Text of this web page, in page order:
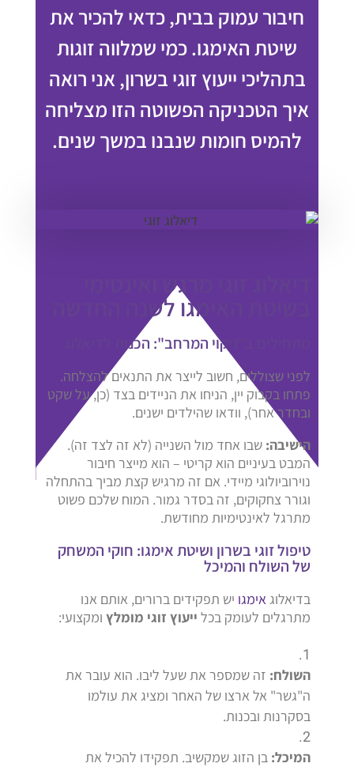
חיבור עמוק בבית, כדאי להכיר את
שיטת האימגו. כמי שמלווה זוגות
בתהליכי ייעוץ זוגי בשרון, אני רואה
איך הטכניקה הפשוטה הזו מצליחה
להמיס חומות שנבנו במשך שנים.
דיאלוג זוגי מרגש ואינטימי
בשיטת האימגו לשנה החדשה
מתחילים ב"ניקוי המרחב": הכנות לדיאלוג
לפני שצוללים, חשוב לייצר את התנאים להצלחה.
פתחו בקבוק יין, הניחו את הניידים בצד (כן,על שקט
ובחדר אחר), וודאו שהילדים ישנים.
הישיבה: שבו אחד מול השנייה (לא זה לצד זה).
המבט בעיניים הוא קריטי – הוא מייצר חיבור
נוירוביולוגי מיידי. אם זה מרגיש קצת מביך בהתחלה
וגורר צחקוקים, זה בסדר גמור. המוח שלכם פשוט
מתרגל לאינטימיות מחודשת.
טיפול זוגי בשרון ושיטת אימגו: חוקי המשחק
של השולח והמיכל
בדיאלוגאימגו יש תפקידים ברורים, אותם אנו
מתרגלים לעומק בכל ייעוץ זוגי מומלץומקצועי:
השולח: זה שמספר את שעל ליבו. הוא עובר את
ה"גשר" אל ארצו של האחר ומציג את עולמו
בסקרנות ובכנות.
המיכל: בן הזוג שמקשיב. תפקידו להכיל את